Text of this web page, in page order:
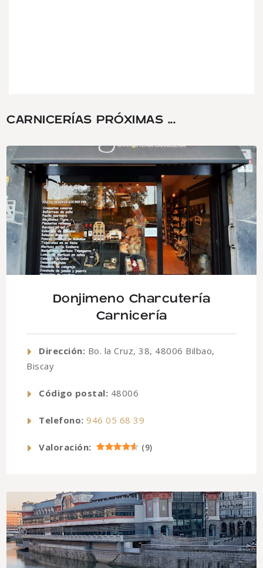
CARNICERÍAS PRÓXIMAS ...
Donjimeno Charcutería
Carnicería
Dirección: Bo. la Cruz, 38, 48006 Bilbao,
Biscay
Código postal: 48006
Telefono: 946 05 68 39
Valoración: (9)